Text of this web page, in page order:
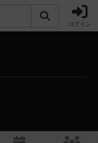
ログイン